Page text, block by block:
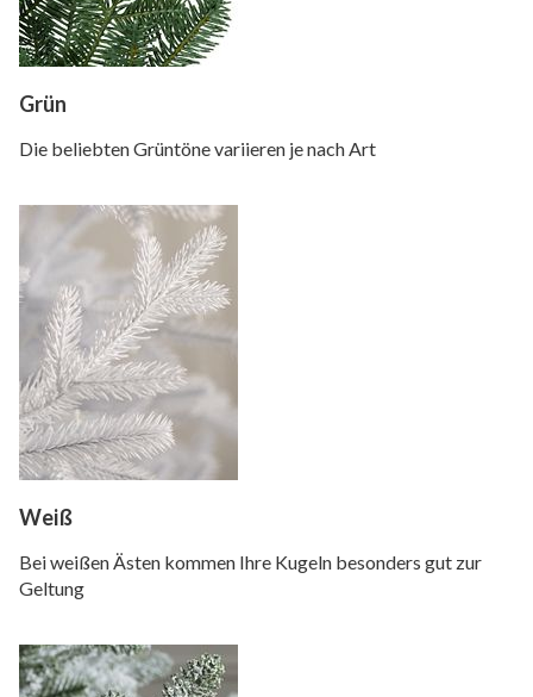
Grün
Die beliebten Grüntöne variieren je nach Art
Weiß
Bei weißen Ästen kommen Ihre Kugeln besonders gut zur
Geltung